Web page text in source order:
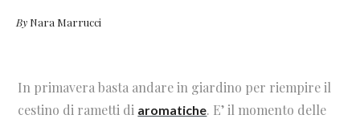
By Nara Marrucci
In primavera basta andare in giardino per riempire il
cestino di rametti di aromatiche. E’ il momento delle